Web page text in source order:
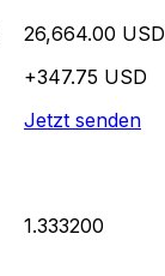
26,664.00 USD
+347.75 USD
Jetzt senden
1.333200